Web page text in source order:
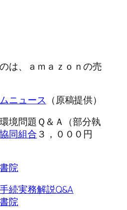
は、ａｍａｚｏｎの売
ニュース （原稿提供）
境問題Ｑ＆Ａ（部分執
同組合３，０００円
院
続実務解説Q&A
院